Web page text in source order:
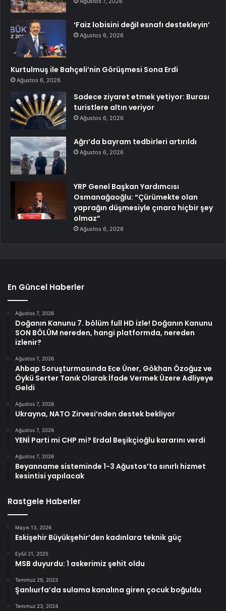
‘Faiz lobisini değil esnafı destekleyin’
Ağustos 6, 2026
Kurtulmuş ile Bahçeli’nin Görüşmesi Sona Erdi
Ağustos 6, 2026
Sadece ziyaret etmek yetiyor: Burası
turistlere altın veriyor
Ağustos 6, 2026
Ağrı’da bayram tedbirleri artırıldı
Ağustos 6, 2026
YRP Genel Başkan Yardımcısı
Osmanağaoğlu: “Çürümekte olan
yaprağın düşmesiyle çınara hiçbir şey
olmaz”
Ağustos 6, 2026
En Güncel Haberler
Ağustos 7, 2026
Doğanın Kanunu 7. bölüm full HD izle! Doğanın Kanunu
SON BÖLÜM nereden, hangi platformda, nereden
izlenir?
Ağustos 7, 2026
Ahbap Soruşturmasında Ece Üner, Gökhan Özoğuz ve
Öykü Serter Tanık Olarak İfade Vermek Üzere Adliyeye
Geldi
Ağustos 7, 2026
Ukrayna, NATO Zirvesi’nden destek bekliyor
Ağustos 7, 2026
YENİ Parti mi CHP mi? Erdal Beşikçioğlu kararını verdi
Ağustos 7, 2026
Beyanname sisteminde 1-3 Ağustos’ta sınırlı hizmet
kesintisi yapılacak
Rastgele Haberler
Mayıs 13, 2026
Eskişehir Büyükşehir’den kadınlara teknik güç
Eylül 21, 2025
MSB duyurdu: 1 askerimiz şehit oldu
Temmuz 29, 2023
Şanlıurfa’da sulama kanalına giren çocuk boğuldu
Temmuz 23, 2024